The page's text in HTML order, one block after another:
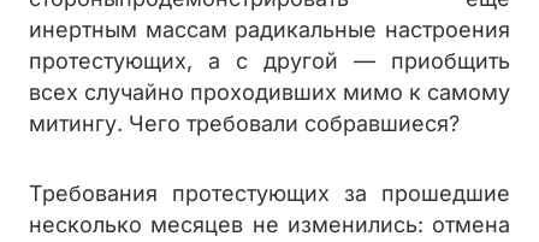
инертным массам радикальные настроения
протестующих, а с другой — приобщить
всех случайно проходивших мимо к самому
митингу. Чего требовали собравшиеся?
Требования протестующих за прошедшие
несколько месяцев не изменились: отмена